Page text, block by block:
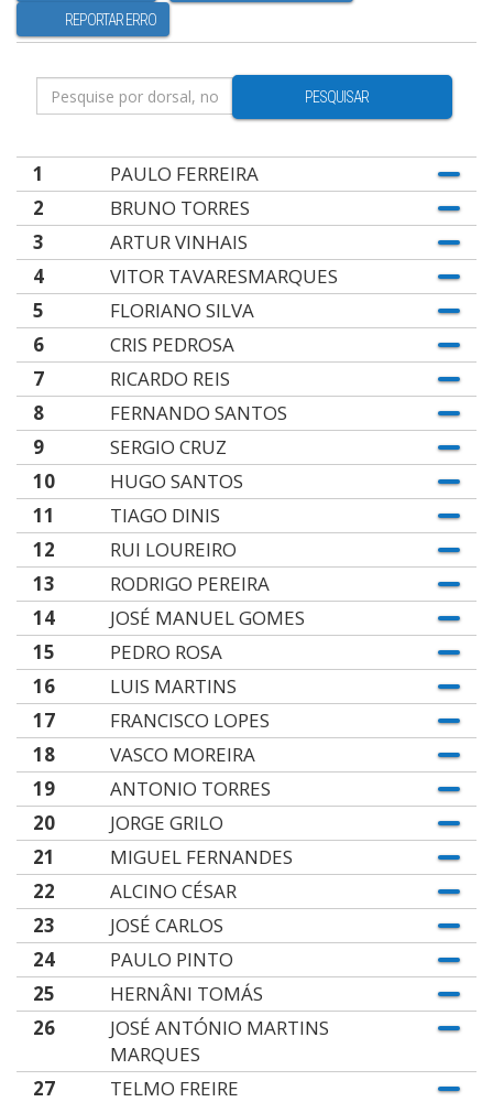
REPORTAR ERRO
PESQUISAR
1
PAULO FERREIRA
2
BRUNO TORRES
3
ARTUR VINHAIS
4
VITOR TAVARESMARQUES
5
FLORIANO SILVA
6
CRIS PEDROSA
7
RICARDO REIS
8
FERNANDO SANTOS
9
SERGIO CRUZ
10
HUGO SANTOS
11
TIAGO DINIS
12
RUI LOUREIRO
13
RODRIGO PEREIRA
14
JOSÉ MANUEL GOMES
15
PEDRO ROSA
16
LUIS MARTINS
17
FRANCISCO LOPES
18
VASCO MOREIRA
19
ANTONIO TORRES
20
JORGE GRILO
21
MIGUEL FERNANDES
22
ALCINO CÉSAR
23
JOSÉ CARLOS
24
PAULO PINTO
25
HERNÂNI TOMÁS
26
JOSÉ ANTÓNIO MARTINS
MARQUES
27
TELMO FREIRE